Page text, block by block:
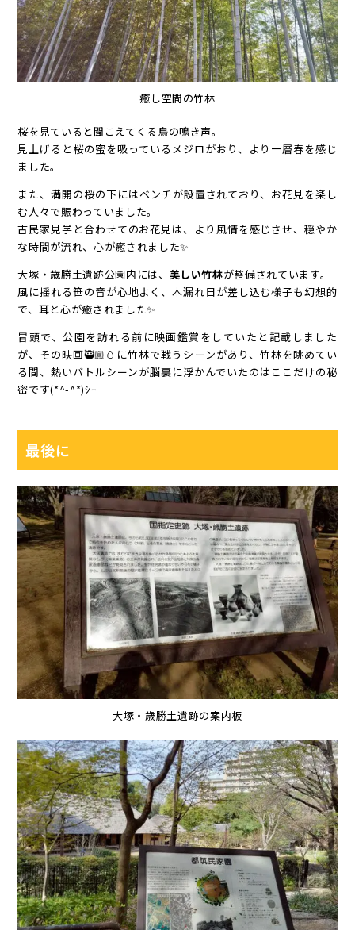
癒し空間の竹林
桜を見ていると聞こえてくる鳥の鳴き声。
見上げると桜の蜜を吸っているメジロがおり、より一層春を感じ
ました。
また、満開の桜の下にはベンチが設置されており、お花見を楽し
む人々で賑わっていました。
古民家見学と合わせてのお花見は、より風情を感じさせ、穏やか
な時間が流れ、心が癒されました✨
大塚・歳勝土遺跡公園内には、 美しい竹林が整備されています。
風に揺れる笹の音が心地よく、木漏れ日が差し込む様子も幻想的
で、耳と心が癒されました✨
冒頭で、公園を訪れる前に映画鑑賞をしていたと記載しました
が、その映画🥷🏼🥚に竹林で戦うシーンがあり、竹林を眺めてい
る間、熱いバトルシーンが脳裏に浮かんでいたのはここだけの秘
密です(*^-^*)ｼｰ
最後に
大塚・歳勝土遺跡の案内板